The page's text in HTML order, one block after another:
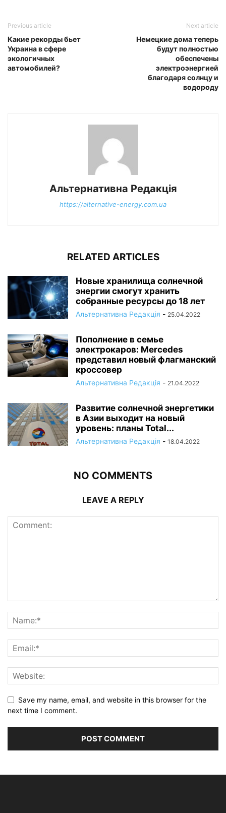
Previous article
Какие рекорды бьет
Украина в сфере
экологичных
автомобилей?
Next article
Немецкие дома теперь
будут полностью
обеспечены
электроэнергией
благодаря солнцу и
водороду
Альтернативна Редакція
https://alternative-energy.com.ua
RELATED ARTICLES
Новые хранилища солнечной
энергии смогут хранить
собранные ресурсы до 18 лет
Альтернативна Редакція - 25.04.2022
Пополнение в семье
электрокаров: Mercedes
представил новый флагманский
кроссовер
Альтернативна Редакція - 21.04.2022
Развитие солнечной энергетики
в Азии выходит на новый
уровень: планы Total...
Альтернативна Редакція - 18.04.2022
NO COMMENTS
LEAVE A REPLY
Save my name, email, and website in this browser for the
next time I comment.